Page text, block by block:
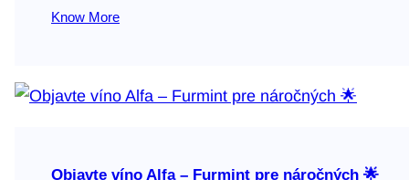
Know More
Objavte víno Alfa – Furmint pre náročných 🌟